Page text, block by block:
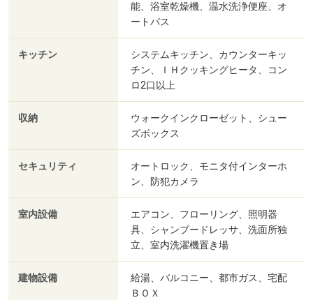
能、浴室乾燥機、温水洗浄便座、オ
ートバス
キッチン
システムキッチン、カウンターキッ
チン、ＩＨクッキングヒータ、コン
ロ2口以上
収納
ウォークインクローゼット、シュー
ズボックス
セキュリティ
オートロック、モニタ付インターホ
ン、防犯カメラ
室内設備
エアコン、フローリング、照明器
具、シャンプードレッサ、洗面所独
立、室内洗濯機置き場
建物設備
給湯、バルコニー、都市ガス、宅配
ＢＯＸ